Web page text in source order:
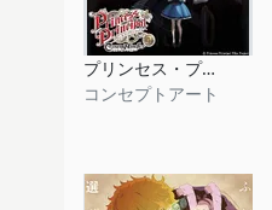
プリンセス・プリンシパル Crown Handler 第3章
コンセプトアート